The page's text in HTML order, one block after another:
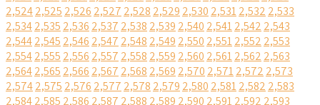
2,5242,525 2,526 2,527 2,528 2,529 2,530 2,5312,532 2,533
2,5342,535 2,536 2,537 2,538 2,539 2,540 2,5412,542 2,543
2,5442,545 2,546 2,547 2,548 2,549 2,550 2,5512,552 2,553
2,5542,555 2,556 2,557 2,558 2,559 2,560 2,5612,562 2,563
2,5642,565 2,566 2,567 2,568 2,569 2,570 2,5712,572 2,573
2,5742,575 2,576 2,577 2,578 2,579 2,580 2,5812,582 2,583
2,5842,585 2,586 2,587 2,588 2,589 2,590 2,5912,592 2,593